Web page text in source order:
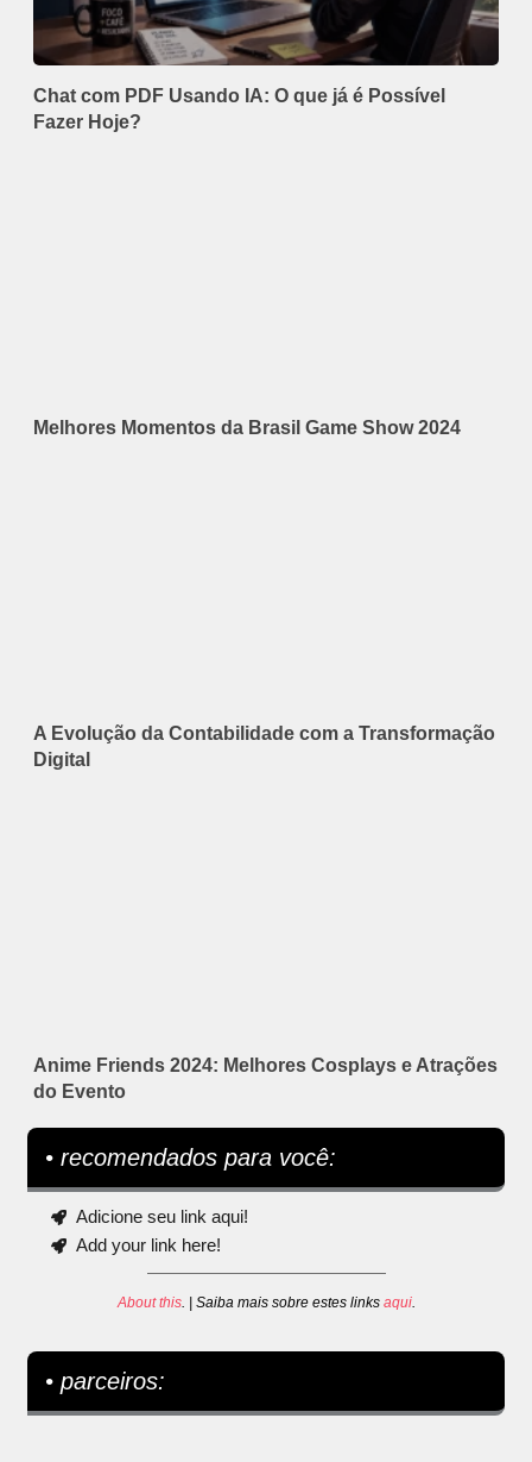
Chat com PDF Usando IA: O que já é Possível
Fazer Hoje?
Melhores Momentos da Brasil Game Show 2024
A Evolução da Contabilidade com a Transformação
Digital
Anime Friends 2024: Melhores Cosplays e Atrações
do Evento
• recomendados para você:
Adicione seu link aqui!
Add your link here!
About this. | Saiba mais sobre estes links aqui.
• parceiros: